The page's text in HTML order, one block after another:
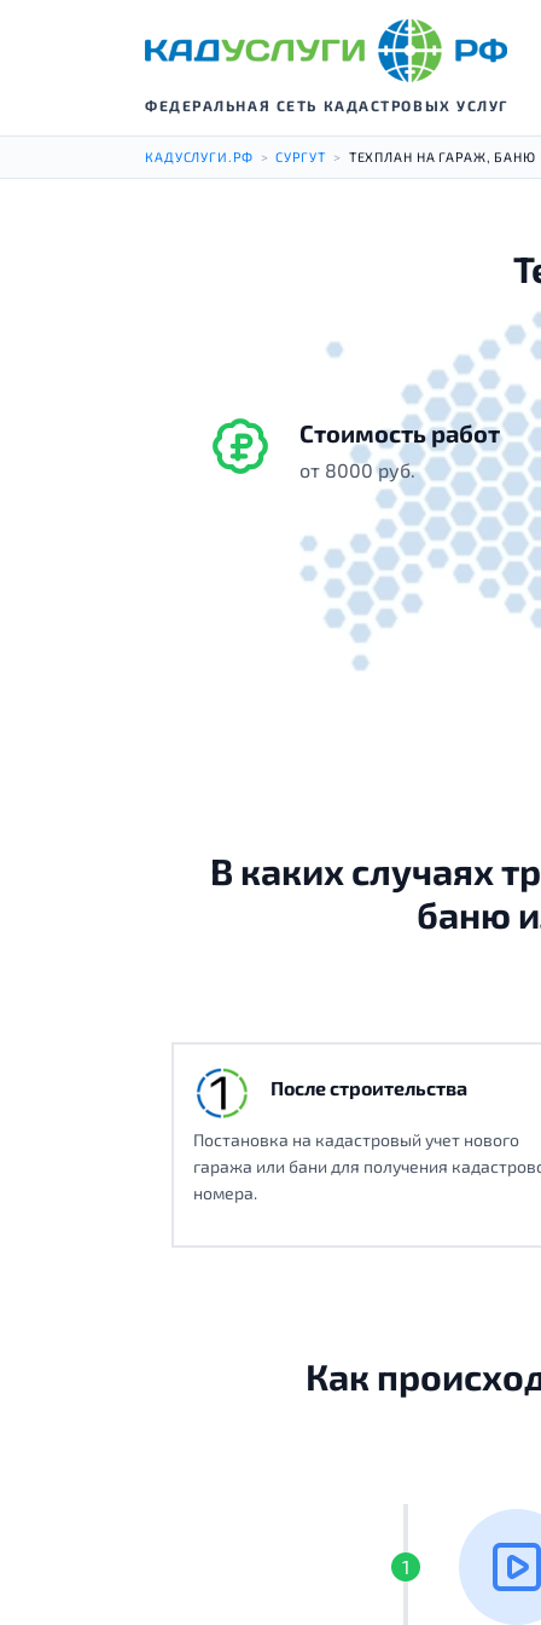
ФЕДЕРАЛЬНАЯ СЕТЬ КАДАСТРОВЫХ УСЛУГ
КАДУСЛУГИ.РФ > СУРГУТ > ТЕХПЛАН НА ГАРАЖ, БАНЮ
Стоимость работ
от 8000 руб.
В каких случаях
баню
После строительства
Постановка на кадастровый учет нового
гаража или бани для получения
номера.
Как
1